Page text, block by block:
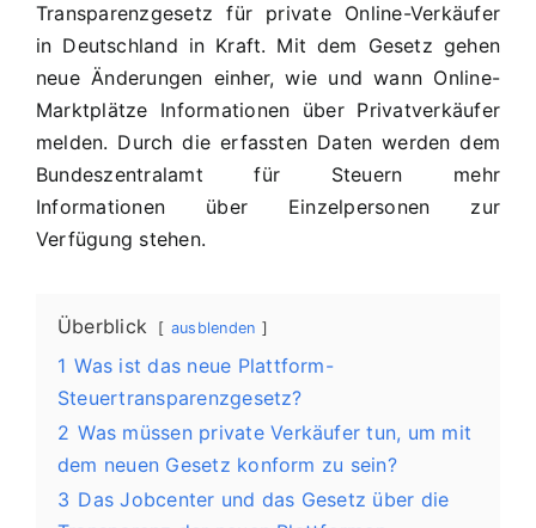
Transparenzgesetz für private Online-Verkäufer
in Deutschland in Kraft. Mit dem Gesetz gehen
neue Änderungen einher, wie und wann Online-
Marktplätze Informationen über Privatverkäufer
melden. Durch die erfassten Daten werden dem
Bundeszentralamt für Steuern mehr
Informationen über Einzelpersonen zur
Verfügung stehen.
Überblick ausblenden
1 Was ist das neue Plattform-
Steuertransparenzgesetz?
2 Was müssen private Verkäufer tun, um mit
dem neuen Gesetz konform zu sein?
3 Das Jobcenter und das Gesetz über die